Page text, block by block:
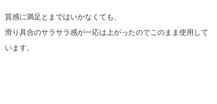
質感に満足とまではいかなくても、
滑り具合のサラサラ感が一応は上がったのでこのまま使用して
います。